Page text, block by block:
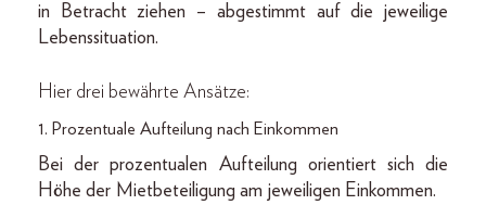
in Betracht ziehen – abgestimmt auf die jeweilige
Lebenssituation.
Hier drei bewährte Ansätze:
1. Prozentuale Aufteilung nach Einkommen
Bei der prozentualen Aufteilung orientiert sich die
Höhe der Mietbeteiligung am jeweiligen Einkommen.